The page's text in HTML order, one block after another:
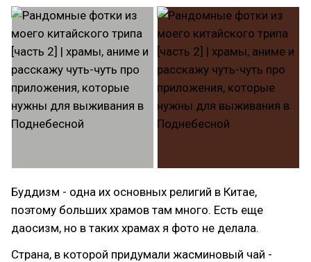
Буддизм - одна их основных религий в Китае,
поэтому больших храмов там много. Есть еще
даосизм, но в таких храмах я фото не делала.
Страна, в которой придумали жасминовый чай -